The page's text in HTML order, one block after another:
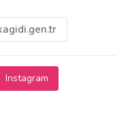
Instagram